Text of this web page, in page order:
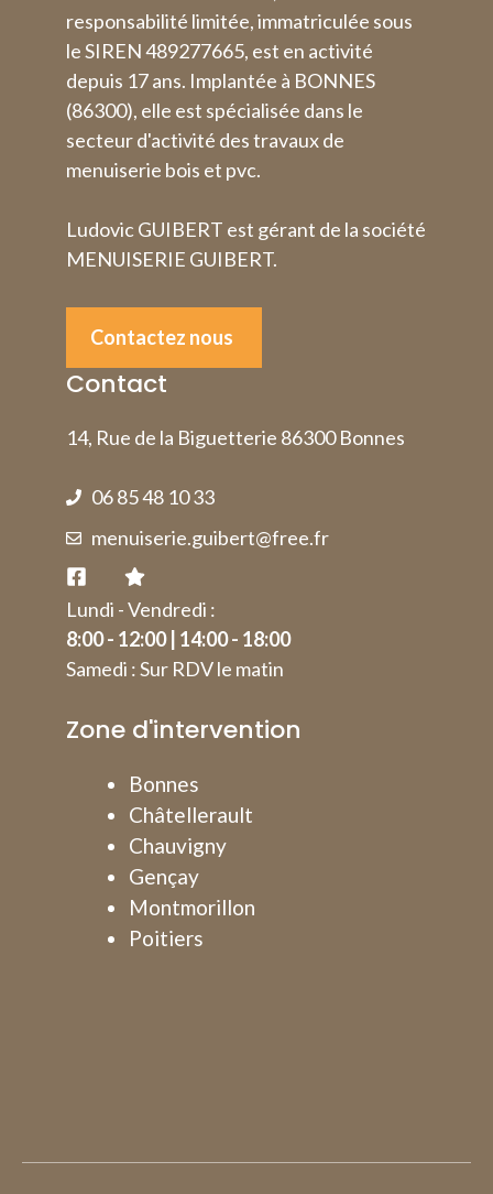
responsabilité limitée, immatriculée sous
le SIREN 489277665, est en activité
depuis 17 ans. Implantée à BONNES
(86300), elle est spécialisée dans le
secteur d'activité des travaux de
menuiserie bois et pvc.
Ludovic GUIBERT est gérant de la société
MENUISERIE GUIBERT.
Contactez nous
Contact
14, Rue de la Biguetterie 86300 Bonnes
06 85 48 10 33
menuiserie.guibert@free.fr
Lundi - Vendredi :
8:00 - 12:00 | 14:00 - 18:00
Samedi : Sur RDV le matin
Zone d'intervention
Bonnes
Châtellerault
Chauvigny
Gençay
Montmorillon
Poitiers